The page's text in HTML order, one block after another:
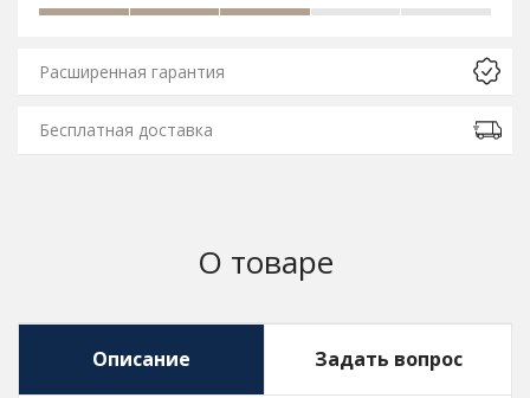
Расширенная гарантия
Бесплатная доставка
О товаре
Описание Задать вопрос